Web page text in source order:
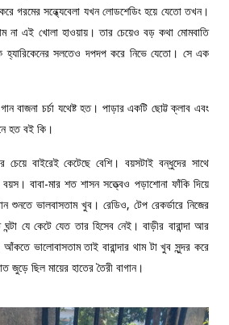
গরমের সন্ধ্যেবেলা যখন লোডশেডিং হয়ে যেতো তখন।
না এই খোলা হাওয়ায়। তার চেয়েও বড় কথা মোমবাতি
হ্যারিকেনের সলতেও দপদপ করে নিভে যেতো। সে এক
বাজনা চর্চা যথেষ্ট হত। পাড়ার একটি ছোট্ট ক্লাব এবং
হত বই কি।
বাইরেই কেটেছে বেশি। বয়সটাই বন্ধুদের সাথে
বাবা-মার শত শাসন সত্ত্বেও পড়াশোনা ফাঁকি দিয়ে
ভালবাসতাম খুব। রেডিও, টেপ রেকর্ডারে নিজের
যে কেটে যেত তার হিসেব নেই। বাড়ীর বারান্দা আর
ভালোবাসতাম তাই বারান্দার থাম টা খুব সুন্দর করে
জুড়ে ছিল মায়ের হাতের তৈরী বাগান।